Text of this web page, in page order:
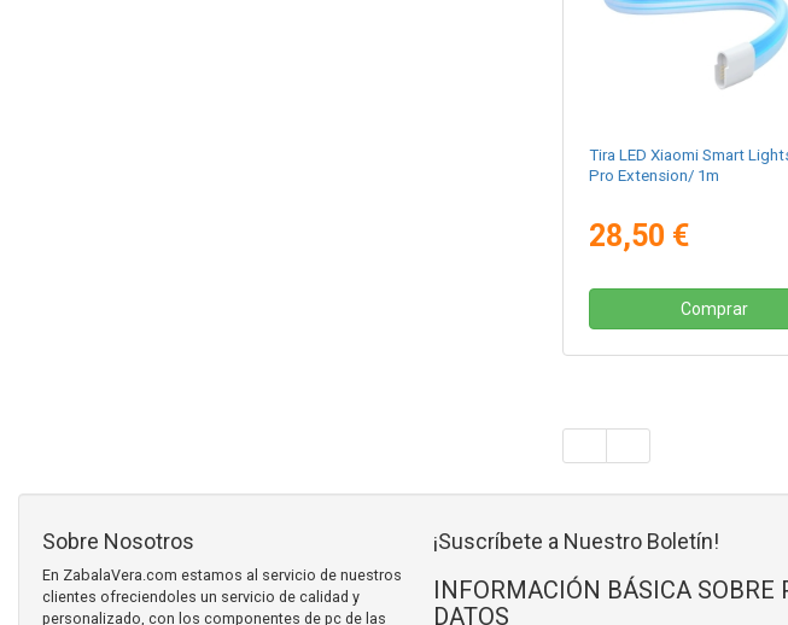
Tira LED Xiaomi Smart
Pro Extension/ 1m
28,50 €
Comprar
Sobre Nosotros
En ZabalaVera.com estamos al servicio de nuestros
clientes ofreciendoles un servicio de calidad y
personalizado, con los componentes de pc de las
¡Suscríbete a Nuestro Boletín!
INFORMACIÓN BÁSICA SOBRE
DATOS